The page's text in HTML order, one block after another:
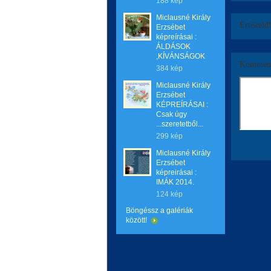
Miclausné Király
Erzsébet
képreírásai :
ÁLDÁSOK
,KÍVÁNSÁGOK
384 kép
Miclausné Király
Erzsébet
KÉPREÍRÁSAI :
Csak úgy
...szeretetből...
299 kép
Miclausné Király
Erzsébet
képreirásai :
IMÁK 2014.
124 kép
Böngéssz a galériák
között!
Értékeld!